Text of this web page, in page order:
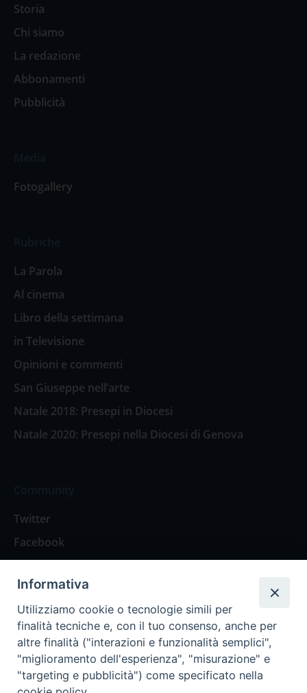
Storia
Chi siamo
La redazione
Abbonamenti
Pubblicità
Fotogallery
La Parola
Al cinema
Libro della settimana
in Televisione
Opinioni e commenti
San Giuseppe nell’arte
Natale 2018: Presepi in Diocesi
Natale 2020: Presepi nella Diocesi di Genova
Twitter
Facebook
Spazio Lettori
Eventi
Eventi diocesani
Informativa
Utilizziamo cookie o tecnologie simili per
finalità tecniche e, con il tuo consenso, anche per
altre finalità ("interazioni e funzionalità semplici",
"miglioramento dell'esperienza", "misurazione" e
"targeting e pubblicità") come specificato nella